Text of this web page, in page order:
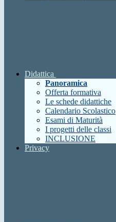
Didattica
Panoramica
Offerta formativa
Le schede didattiche
Calendario Scolastico
Esami di Maturità
I progetti delle classi
INCLUSIONE
Privacy